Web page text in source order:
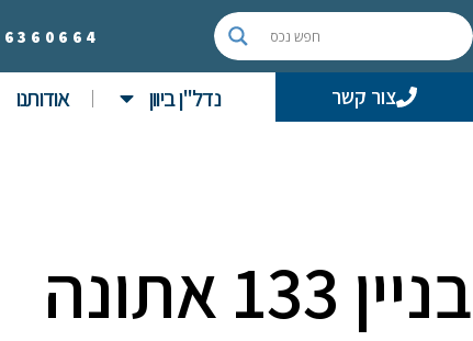
6360664
צור קשר נדל"ן ביוון אודותנו
בניין 133 אתונה